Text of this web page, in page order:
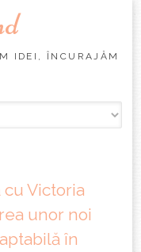
IDEI, ÎNCURAJĂM
Victoria
unor noi
în